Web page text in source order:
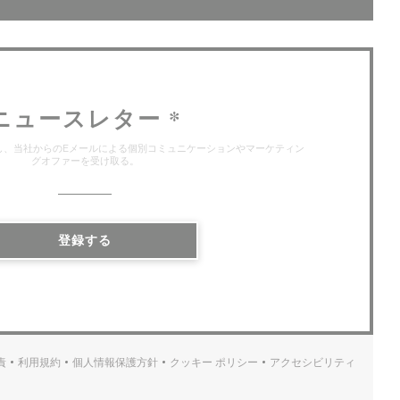
ュースレター *
当社からのEメールによる個別コミュニケーションやマーケティン
グオファーを受け取る。
登録する
((新しいウィンドウで開きます))
利用規約
((新しいウィンドウで開きます))
個人情報保護方針
((新しいウィンドウで開きます))
クッキー ポリシー
((新しいウィンドウで開きます))
アクセシビリティ
((新しいウィンド